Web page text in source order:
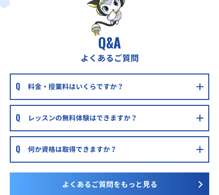
Q&A
よくあるご質問
料金・授業料はいくらですか？
レッスンの無料体験はできますか？
何か資格は取得できますか？
よくあるご質問をもっと見る